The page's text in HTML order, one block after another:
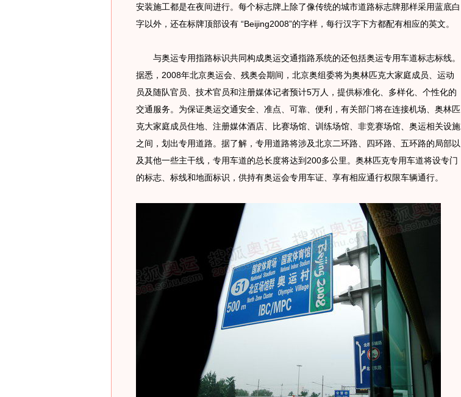
安装施工都是在夜间进行。每个标志牌上除了像传统的城市道路标志牌那样采用蓝底白
字以外，还在标牌顶部设有 “Beijing2008”的字样，每行汉字下方都配有相应的英文。
与奥运专用指路标识共同构成奥运交通指路系统的还包括奥运专用车道标志标线。
据悉，2008年北京奥运会、残奥会期间，北京奥组委将为奥林匹克大家庭成员、运动
员及随队官员、技术官员和注册媒体记者预计5万人，提供标准化、多样化、个性化的
交通服务。为保证奥运交通安全、准点、可靠、便利，有关部门将在连接机场、奥林匹
克大家庭成员住地、注册媒体酒店、比赛场馆、训练场馆、非竞赛场馆、奥运相关设施
之间，划出专用道路。据了解，专用道路将涉及北京二环路、四环路、五环路的局部以
及其他一些主干线，专用车道的总长度将达到200多公里。奥林匹克专用车道将设专门
的标志、标线和地面标识，供持有奥运会专用车证、享有相应通行权限车辆通行。